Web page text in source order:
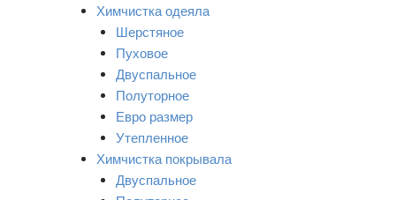
Химчистка одеяла
Шерстяное
Пуховое
Двуспальное
Полуторное
Евро размер
Утепленное
Химчистка покрывала
Двуспальное